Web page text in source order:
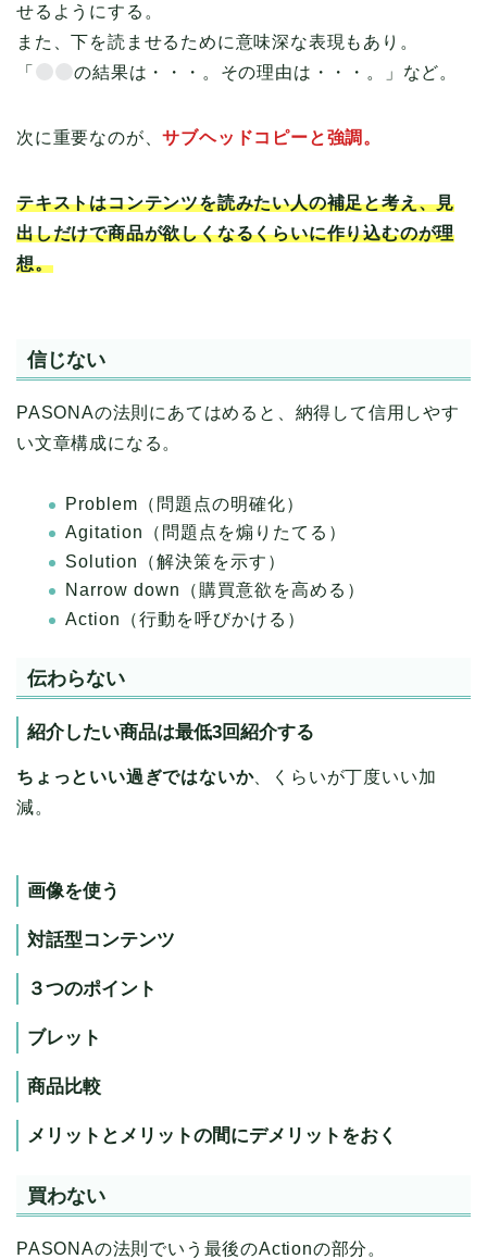
せるようにする。
また、下を読ませるために意味深な表現もあり。
「
の結果は・・・。その理由は・・・。」など。
次に重要なのが、サブヘッドコピーと強調。
テキストはコンテンツを読みたい人の補足と考え、見
出しだけで商品が欲しくなるくらいに作り込むのが理
想。
信じない
PASONAの法則にあてはめると、納得して信用しやす
い文章構成になる。
Problem（問題点の明確化）
Agitation（問題点を煽りたてる）
Solution（解決策を示す）
Narrow down（購買意欲を高める）
Action（行動を呼びかける）
伝わらない
紹介したい商品は最低3回紹介する
ちょっといい過ぎではないか、くらいが丁度いい加
減。
画像を使う
対話型コンテンツ
３つのポイント
ブレット
商品比較
メリットとメリットの間にデメリットをおく
買わない
PASONAの法則でいう最後のActionの部分。